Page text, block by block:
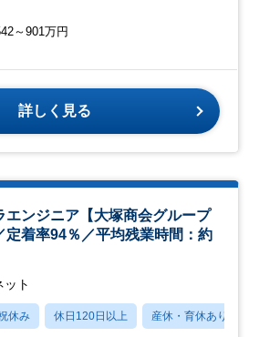
～901万円
詳しく見る
エンジニア【大塚商会グループ
定着率94％／平均残業時間：約
ト
休み 休日120日以上 産休・育休あり